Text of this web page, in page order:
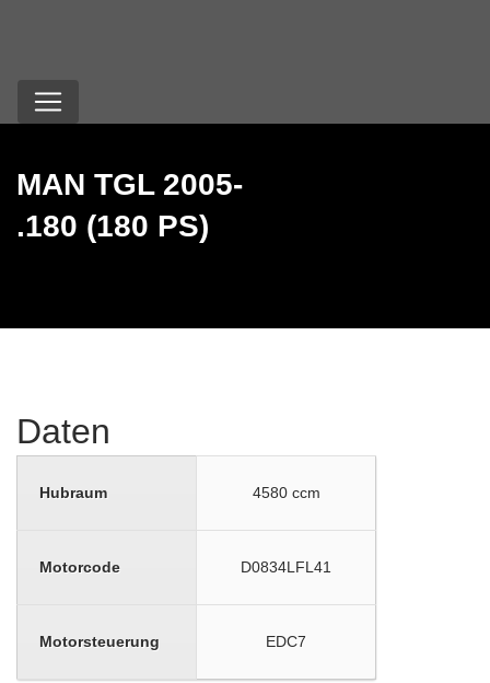
MAN TGL 2005-
.180 (180 PS)
Daten
Hubraum 4580 ccm
Motorcode D0834LFL41
Motorsteuerung EDC7